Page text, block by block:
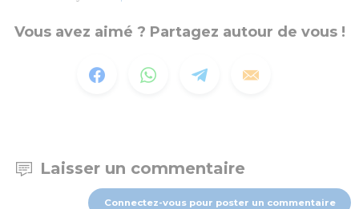
Vous avez aimé ? Partagez autour de vous !
Laisser un commentaire
Connectez-vous pour poster un commentaire